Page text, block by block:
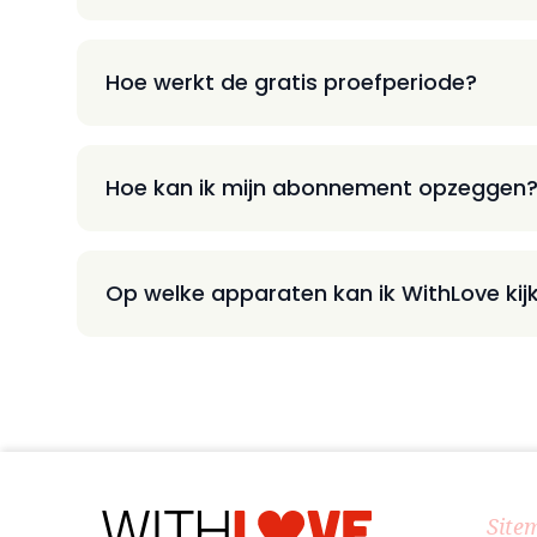
Hoe werkt de gratis proefperiode?
Hoe kan ik mijn abonnement opzeggen?
Op welke apparaten kan ik WithLove